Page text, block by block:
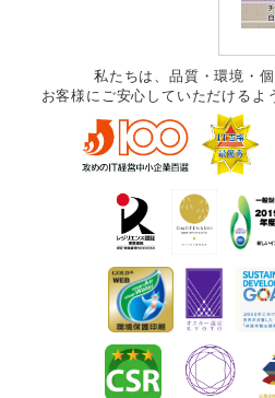
私たちは、品質・環境・個
お客様にご安心していただけるよ